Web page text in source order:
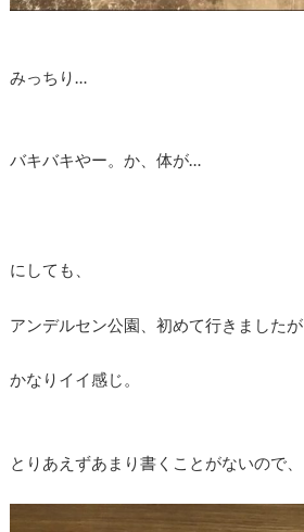
みっちり…
バキバキやー。か、体が…
にしても、
アンデルセン公園、初めて行きましたが
かなりイイ感じ。
とりあえずあまり書くことがないので、